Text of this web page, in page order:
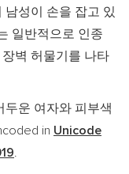
성이 손을 잡고 있
일반적으로 인종
벽 허물기를 나타
두운 여자와 피부색
in Unicode
.